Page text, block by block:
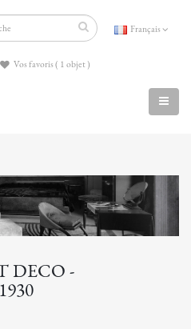
Français
Vos favoris ( 1 objet )
DECO -